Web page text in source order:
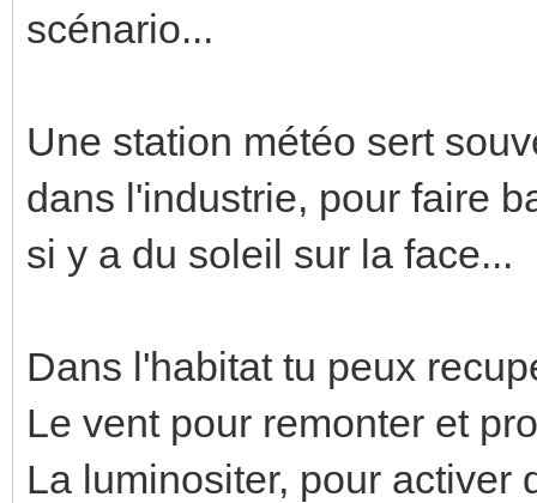
scénario...
Une station météo sert
dans l'industrie, pour faire
si y a du soleil sur la face...
Dans l'habitat tu peux
Le vent pour remonter et
La luminositer, pour activer